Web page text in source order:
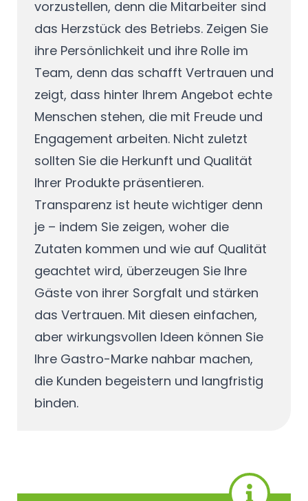
vorzustellen, denn die Mitarbeiter sind
das Herzstück des Betriebs. Zeigen Sie
ihre Persönlichkeit und ihre Rolle im
Team, denn das schafft Vertrauen und
zeigt, dass hinter Ihrem Angebot echte
Menschen stehen, die mit Freude und
Engagement arbeiten. Nicht zuletzt
sollten Sie die Herkunft und Qualität
Ihrer Produkte präsentieren.
Transparenz ist heute wichtiger denn
je – indem Sie zeigen, woher die
Zutaten kommen und wie auf Qualität
geachtet wird, überzeugen Sie Ihre
Gäste von ihrer Sorgfalt und stärken
das Vertrauen. Mit diesen einfachen,
aber wirkungsvollen Ideen können Sie
Ihre Gastro-Marke nahbar machen,
die Kunden begeistern und langfristig
binden.